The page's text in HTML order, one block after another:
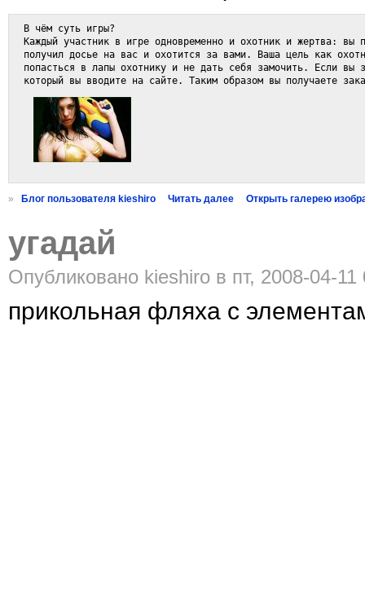
В чём суть игры?
Каждый участник в игре одновременно и охотник и жертва:
получил досье на вас и охотится за вами. Ваша цель как
попасться в лапы охотнику и не дать себя замочить. Если
который вы вводите на сайте. Таким образом вы получаете
» Блог пользователя kieshiro Читать далее Открыть галерею
угадай
Опубликовано kieshiro в пт, 2008-04-11
прикольная фляха с